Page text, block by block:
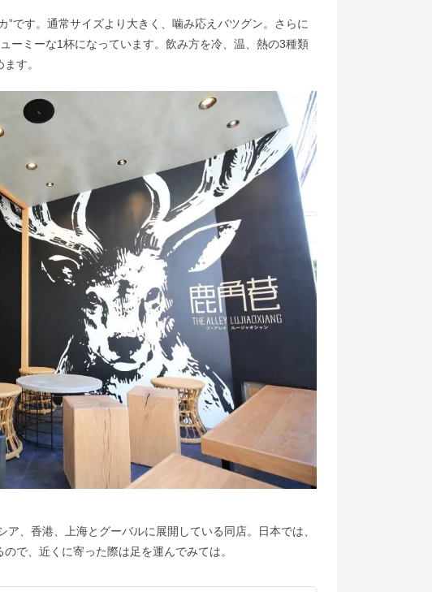
です。通常サイズより大きく、噛み応えバツグン。さらに
ーミーな1杯になっています。飲み方を冷、温、熱の3種類
す。
、香港、上海とグーバルに展開している同店。日本では、
で、近くに寄った際は足を運んでみては。